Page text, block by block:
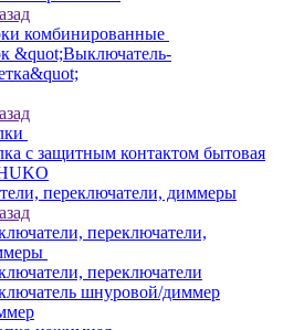
комбинированные
&quot;Выключатель-
с защитным контактом бытовая
переключатели, диммеры
переключатели,
переключатели
шнуровой/диммер